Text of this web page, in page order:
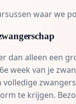
waar we
dan alleen een
week van je
te krijgen.